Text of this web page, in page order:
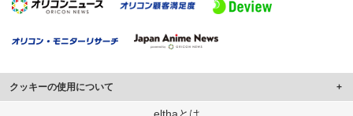
クッキーの使用について
このサイトでは Cookie を使用して、ユーザーに合わせたコンテンツや広告の